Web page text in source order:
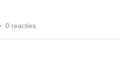
0 reacties